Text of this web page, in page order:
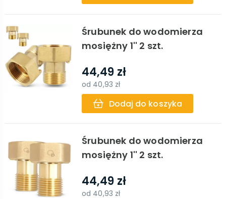
Śrubunek do wodomierza
mosiężny 1'' 2 szt.
44,49 zł
od 40,93 zł
Dodaj do koszyka
Śrubunek do wodomierza
mosiężny 1'' 2 szt.
44,49 zł
od 40,93 zł